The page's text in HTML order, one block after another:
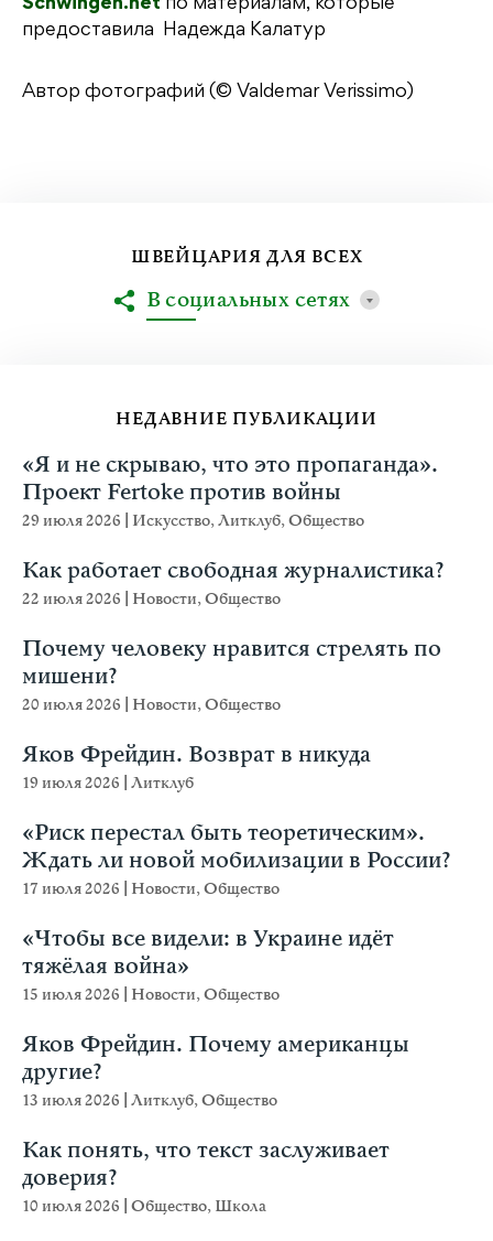
Schwingen.net по материалам, которые
предоставила Надежда Калатур
Автор фотографий (© Valdemar Verissimo)
НЕДАВНИЕ ПУБЛИКАЦИИ
«Я и не скрываю, что это пропаганда».
Проект Fertoke против войны
29 июля 2026 Искусство,Литклуб,Общество
Как работает свободная журналистика?
22 июля 2026 Новости,Общество
Почему человеку нравится стрелять по
мишени?
20 июля 2026 Новости,Общество
Яков Фрейдин. Возврат в никуда
19 июля 2026 Литклуб
«Риск перестал быть теоретическим».
Ждать ли новой мобилизации в России?
17 июля 2026 Новости,Общество
«Чтобы все видели: в Украине идёт
тяжёлая война»
15 июля 2026 Новости,Общество
Яков Фрейдин. Почему американцы
другие?
13 июля 2026 Литклуб,Общество
Как понять, что текст заслуживает
доверия?
10 июля 2026 Общество, Школа
ШВЕЙЦАРИЯ ДЛЯ ВСЕХ
В социальных сетях